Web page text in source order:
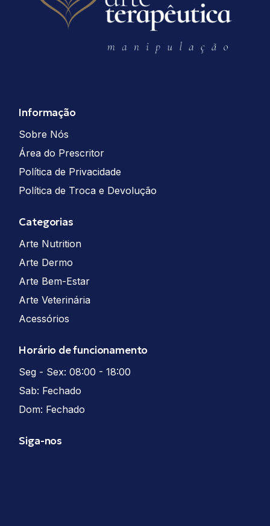
Informação
Sobre Nós
Área do Prescritor
Política de Privacidade
Política de Troca e Devolução
Categorias
Arte Nutrition
Arte Dermo
Arte Bem-Estar
Arte Veterinária
Acessórios
Horário de funcionamento
Seg - Sex: 08:00 - 18:00
Sab: Fechado
Dom: Fechado
Siga-nos